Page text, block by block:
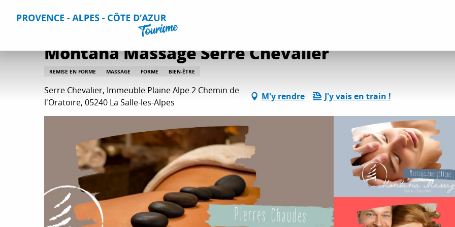
Accueil Que faire ? Toutes les activités
Montana Massage Serre Chevalier
REMISE EN FORME MASSAGE FORME BIEN-ÊTRE
Serre Chevalier, Immeuble Plaine Alpe 2 Chemin de
l'Oratoire, 05240 La Salle-les-Alpes
M'y rendre J'y vais en train !